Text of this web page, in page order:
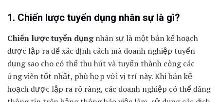
1. Chiến lược tuyển dụng nhân sự là gì?
Chiến lược tuyển dụngnhân sự là một bản kế hoạch
được lập ra để xác định cách mà doanh nghiệp tuyển
dụng sao cho có thể thu hút và tuyển thành công các
ứng viên tốt nhất, phù hợp với vị trí này. Khi bản kế
hoạch được lập ra rõ ràng, các doanh nghiệp có thể đăng